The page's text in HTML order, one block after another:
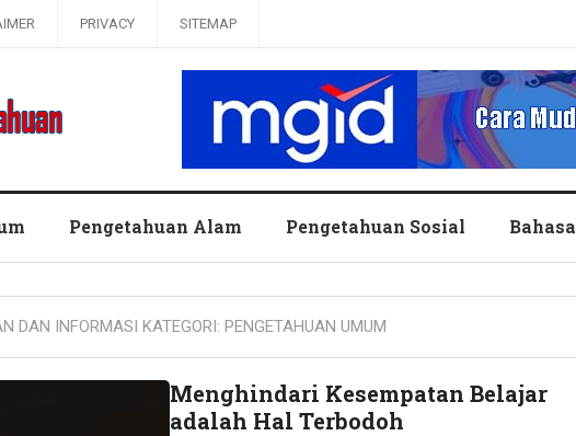
PRIVACY SITEMAP
Pengetahuan Alam Pengetahuan Sosial Bahasa
DAN INFORMASI KATEGORI: PENGETAHUAN UMUM
Menghindari Kesempatan Belajar
adalah Hal Terbodoh